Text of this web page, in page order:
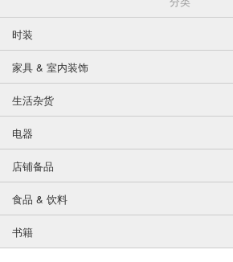
时装
家具 & 室内装饰
生活杂货
电器
店铺备品
食品 & 饮料
书籍